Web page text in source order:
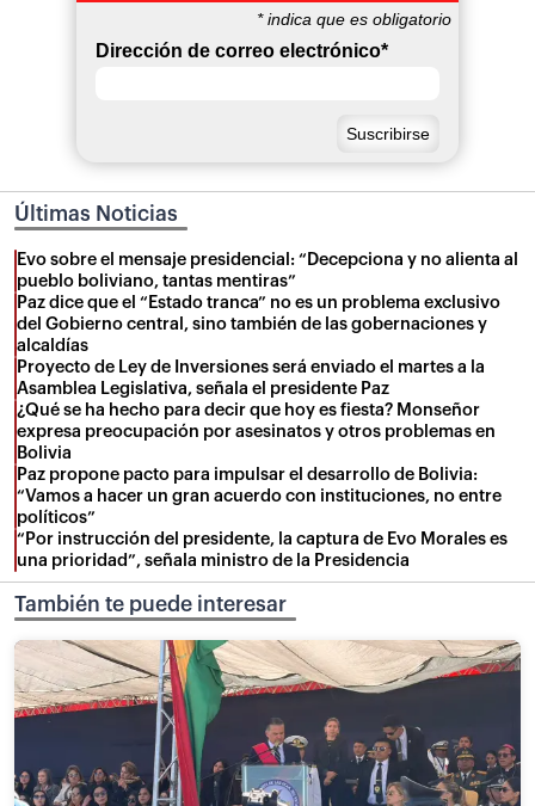
*indica que es obligatorio
Dirección de correo electrónico*
Últimas Noticias
Evo sobre el mensaje presidencial: “Decepciona y no alienta al
pueblo boliviano, tantas mentiras”
Paz dice que el “Estado tranca” no es un problema exclusivo
del Gobierno central, sino también de las gobernaciones y
alcaldías
Proyecto de Ley de Inversiones será enviado el martes a la
Asamblea Legislativa, señala el presidente Paz
¿Qué se ha hecho para decir que hoy es fiesta? Monseñor
expresa preocupación por asesinatos y otros problemas en
Bolivia
Paz propone pacto para impulsar el desarrollo de Bolivia:
“Vamos a hacer un gran acuerdo con instituciones, no entre
políticos”
“Por instrucción del presidente, la captura de Evo Morales es
una prioridad”, señala ministro de la Presidencia
También te puede interesar